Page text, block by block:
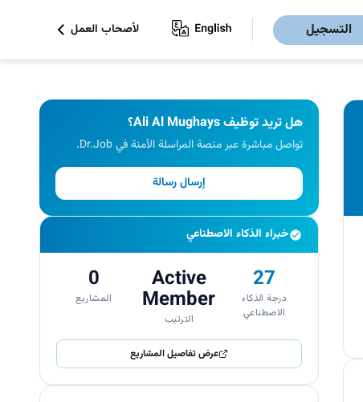
التسجيل لأصحاب العمل
هل تريد توظيف Ali Al Mughays؟
تواصل مباشرة عبر منصة المراسلة الآمنة في Dr.Job.
إرسال رسالة
خبراء الذكاء الاصطناعي
27
درجة الذكاء
الاصطناعي
Active
Member
الترتيب
0
المشاريع
عرض تفاصيل المشاريع